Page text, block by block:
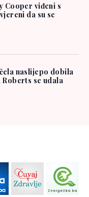
Cooper viđeni s
da su se
naslijepo dobila
se udala